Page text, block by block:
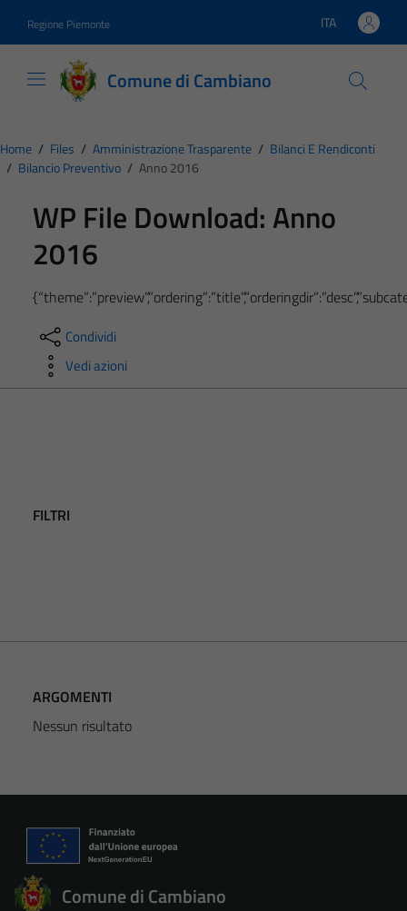
Regione Piemonte Lingua attiva:
ITA
Comune di Cambiano
Home / Files / Amministrazione Trasparente / Bilanci E Rendiconti
/ Bilancio Preventivo / Anno 2016
WP File Download: Anno
2016
Condividi
Vedi azioni
FILTRI
ARGOMENTI
Nessun risultato
Comune di Cambiano